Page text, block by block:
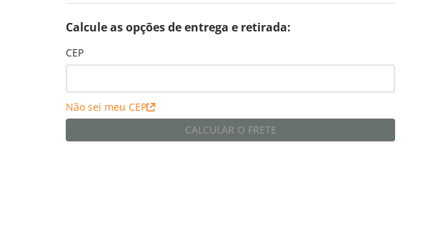
Calcule as opções de entrega e retirada:
CEP
Não sei meu CEP
CALCULAR O FRETE